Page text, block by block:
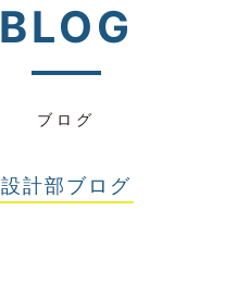
BLOG
ブログ
設計部ブログ